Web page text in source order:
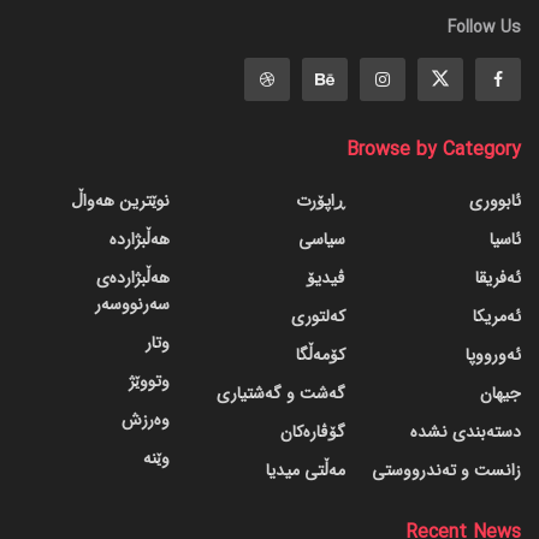
Follow Us
Browse by Category
ئابووری
ئاسیا
ئەفریقا
ئەمریکا
ئەورووپا
جیهان
دسته‌بندی نشده
زانست و تەندرووستی
ڕاپۆرت
سیاسی
ڤیدیۆ
کەلتوری
کۆمەڵگا
گه‌شت و گه‌شتیاری
گۆڤاره‌کان
مەڵتی میدیا
نوێترین هەواڵ
هەڵبژاردە
هەڵبژاردەی
سەرنووسەر
وتار
وتووێژ
وەرزش
وێنە
Recent News